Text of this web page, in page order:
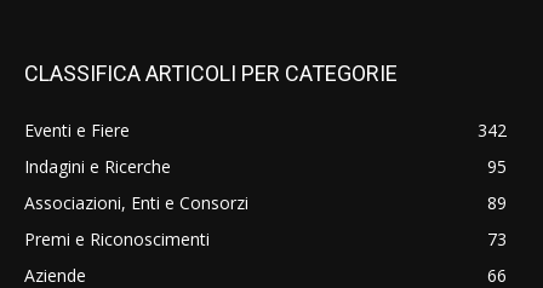
CLASSIFICA ARTICOLI PER CATEGORIE
Eventi e Fiere
342
Indagini e Ricerche
95
Associazioni, Enti e Consorzi
89
Premi e Riconoscimenti
73
Aziende
66